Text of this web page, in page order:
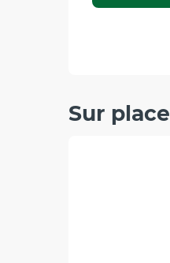
Sur place